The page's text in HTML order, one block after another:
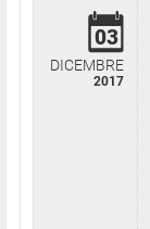
03
DICEMBRE
2017